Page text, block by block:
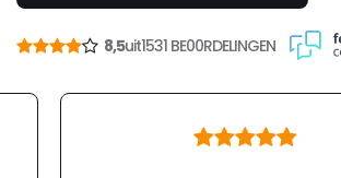
8,5uit1531 BE00RDELINGEN